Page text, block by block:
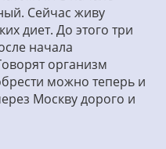
Сейчас живу
диет. До этого три
начала
организм
можно теперь и
Москву дорого и